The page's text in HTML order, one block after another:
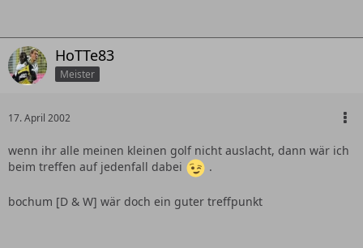
HoTTe83
Meister
17. April 2002
wenn ihr alle meinen kleinen golf nicht auslacht, dann wär ich
beim treffen auf jedenfall dabei
.
bochum [D & W] wär doch ein guter treffpunkt